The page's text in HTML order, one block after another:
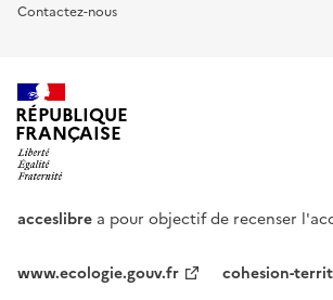
Contactez-nous
RÉPUBLIQUE
FRANÇAISE
acceslibre a pour objectif de recenser
www.ecologie.gouv.fr cohesion-